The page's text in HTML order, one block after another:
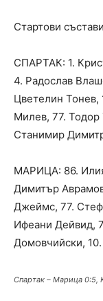
Стартови
СПАРТАК: 1.
4. Радослав
Цветелин Тонев,
Милев, 77. Тодор
Станимир
МАРИЦА: 86.
Димитър
Джеймс, 77.
Ифеани Дейвид,
Домовчийски,
Спартак – Марица 0:5,